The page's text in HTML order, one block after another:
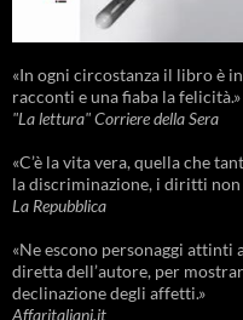
«In ogni circostanza il libro è
racconti e una fiaba la felicità.»
"La lettura" Corriere della Sera
«C’è la vita vera, quella che
la discriminazione, i diritti
La Repubblica
«Ne escono personaggi attinti
diretta dell’autore, per
declinazione degli affetti.»
Affaritaliani.it